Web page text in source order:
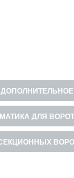
ДЛЯ ВОРОТ